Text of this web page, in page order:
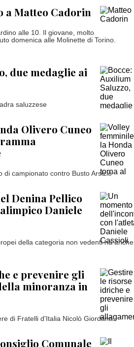
a Matteo Cadorin
alle 10. Il giovane, molto
domenica alle Molinette di Torino.
due medaglie ai
saluzzese
Olivero Cuneo
di campionato contro Busto Arsizio
Denina Pellico
Daniele
della categoria non vedenti ha anche
e prevenire gli
minoranza in
di Fratelli d'Italia Nicolò Giordana
Comunale